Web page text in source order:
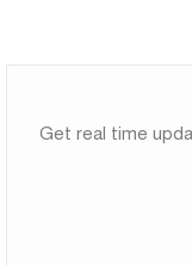
Get real time